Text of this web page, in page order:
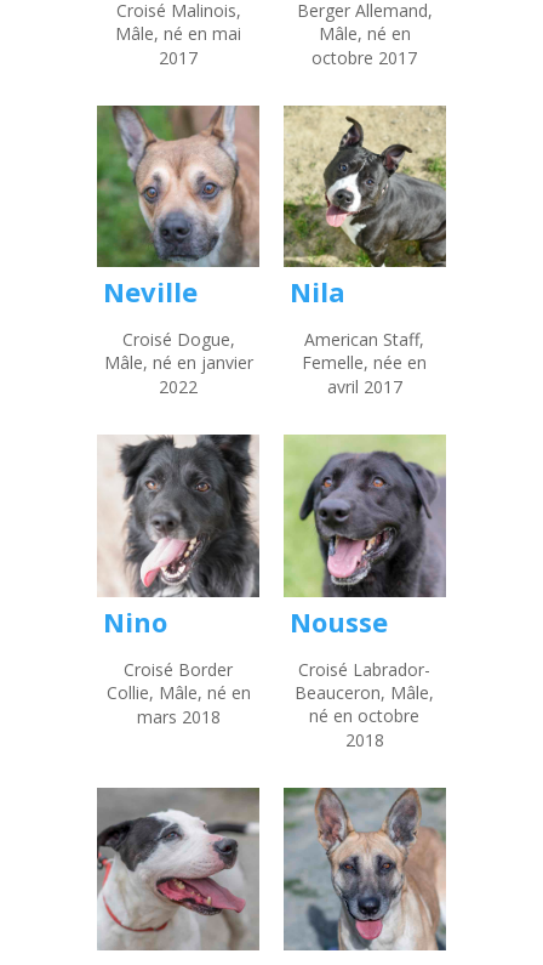
Croisé Malinois,
Mâle, né en mai
2017
Berger Allemand,
Mâle, né en
octobre 2017
Neville
Croisé Dogue,
Mâle, né en janvier
2022
Nila
American Staff,
Femelle, née en
avril 2017
Nino
Croisé Border
Collie, Mâle, né en
mars 2018
Nousse
Croisé Labrador-
Beauceron, Mâle,
né en octobre
2018